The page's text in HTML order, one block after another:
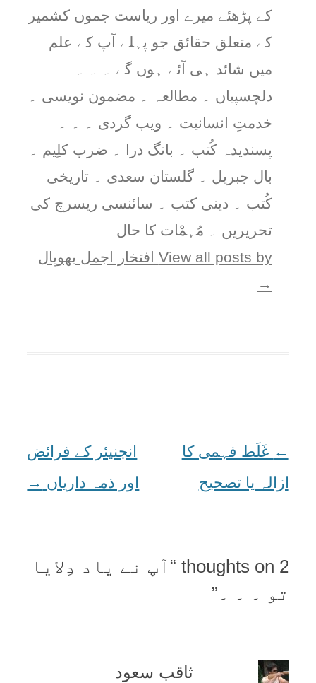
کے پڑھئے میرے اور ریاست جموں کشمیر
کے متعلق حقائق جو پہلے آپ کے علم
میں شائد ہی آئے ہوں گے ۔ ۔ ۔
دلچسپیاں ۔ مطالعہ ۔ مضمون نویسی ۔
خدمتِ انسانیت ۔ ویب گردی ۔ ۔ ۔
پسندیدہ کُتب ۔ بانگ درا ۔ ضرب کلِیم ۔
بال جبریل ۔ گلستان سعدی ۔ تاریخی
کُتب ۔ دینی کتب ۔ سائنسی ریسرچ کی
تحریریں ۔ مُہمْات کا حال
View all posts by افتخار اجمل بھوپال
→
Post
navigation
← غَلَط فہمی کا
ازالہ يا تصحيح
انجنيئر کے فرائض
اور ذمہ دارياں →
2 thoughts on “
آپ نے ياد دِلايا
تو ۔ ۔ ۔ ”
ثاقب سعود